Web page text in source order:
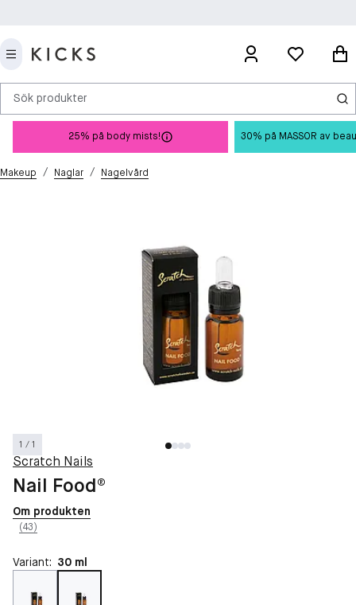
Sök produkter
25% på body mists! 30% på MASSOR av
Makeup / Naglar / Nagelvård
1 / 1
Scratch Nails
Nail Food®
Om produkten
(43)
Variant: 30 ml